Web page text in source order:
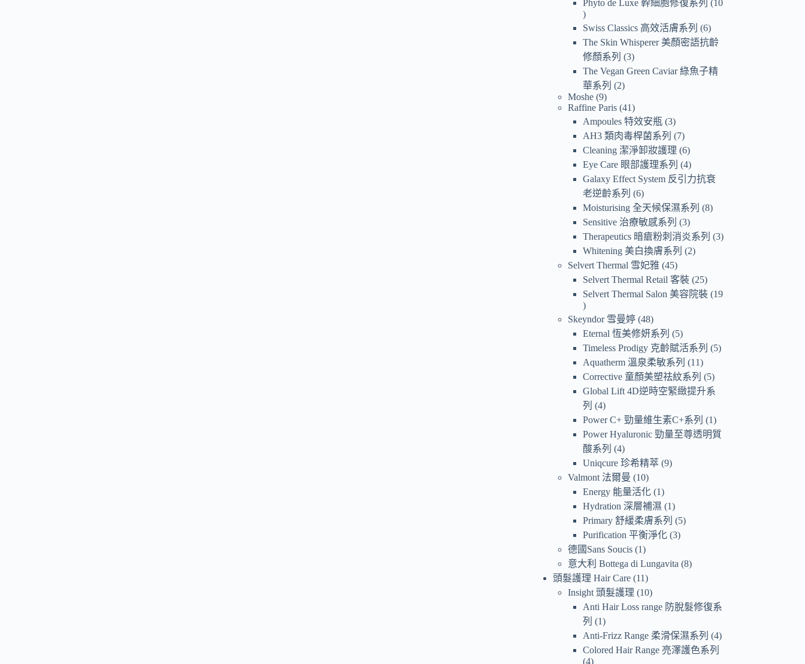
Phyto de Luxe 幹細胞修復系列
10
Swiss Classics 高效活膚系列
6
The Skin Whisperer 美顏密語抗齡
修顏系列
3
The Vegan Green Caviar 綠魚子精
華系列
2
Moshe 9
Raffine Paris 41
Ampoules 特效安瓶 3
AH3 類肉毒桿菌系列
7
Cleaning 潔淨卸妝護理 6
Eye Care 眼部護理系列
4
Galaxy Effect System 反引力抗衰
老逆齡系列
6
Moisturising 全天候保濕系列
8
Sensitive 治療敏感系列
3
Therapeutics 暗瘡粉刺消炎系列
3
Whitening 美白換膚系列
2
Selvert Thermal 雪妃雅 45
Selvert Thermal Retail 客裝 25
Selvert Thermal Salon 美容院裝 19
Skeyndor 雪曼婷 48
Eternal 恆美修妍系列
5
Timeless Prodigy 克齡賦活系列
5
Aquatherm 溫泉柔敏系列
11
Corrective 童顏美塑祛紋系列
5
Global Lift 4D逆時空緊緻提升系
列
4
Power C+ 勁量維生素C+系列
1
Power Hyaluronic 勁量至尊透明質
酸系列
4
Uniqcure 珍希精萃 9
Valmont 法爾曼
10
Energy 能量活化 1
Hydration 深層補濕
1
Primary 舒緩柔膚系列
5
Purification 平衡淨化 3
德國Sans Soucis 1
意大利 Bottega di Lungavita 8
頭髮護理 Hair Care 11
Insight 頭髮護理
10
Anti Hair Loss range 防脫髮修復系
列
1
Anti-Frizz Range 柔滑保濕系列
4
Colored Hair Range 亮澤護色系列
4